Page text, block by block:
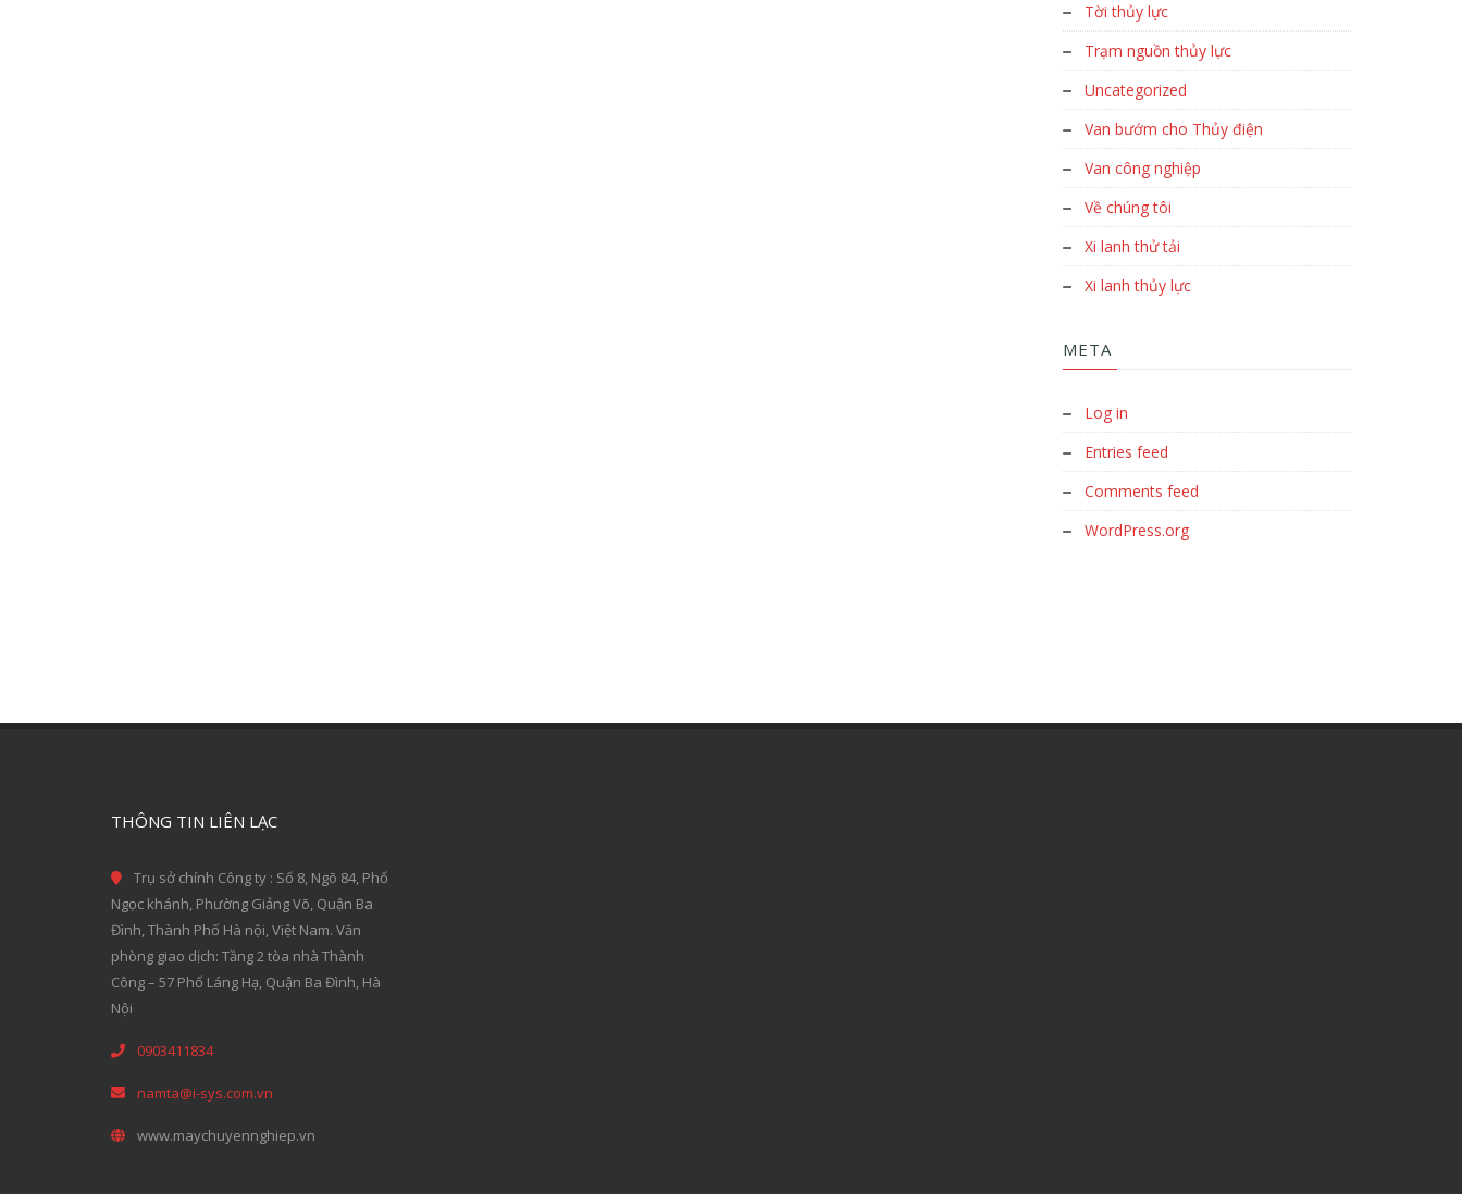
Tời thủy lực
Trạm nguồn thủy lực
Uncategorized
Van bướm cho Thủy điện
Van công nghiệp
Về chúng tôi
Xi lanh thử tải
Xi lanh thủy lực
META
Log in
Entries feed
Comments feed
WordPress.org
THÔNG TIN LIÊN LẠC
Trụ sở chính Công ty : Số 8, Ngõ 84, Phố
Ngọc khánh, Phường Giảng Võ, Quận Ba
Đình, Thành Phố Hà nội, Việt Nam. Văn
phòng giao dịch: Tầng 2 tòa nhà Thành
Công – 57 Phố Láng Hạ, Quận Ba Đình, Hà
Nội
0903411834
namta@i-sys.com.vn
www.maychuyennghiep.vn